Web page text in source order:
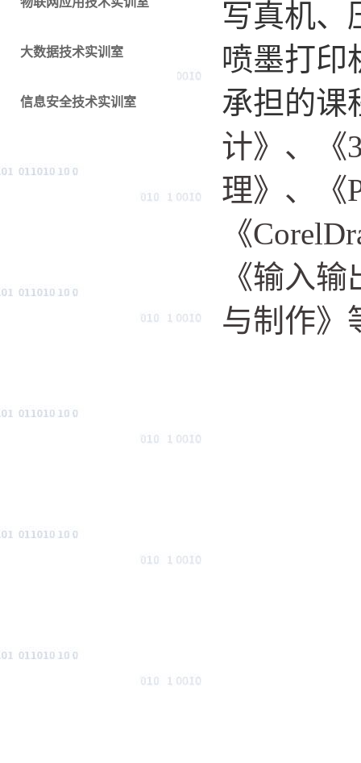
大数据技术实训室
信息安全技术实训室
写真机、
喷墨打印
承担的课
计》、《
理》、《
《
《输入
与制作》